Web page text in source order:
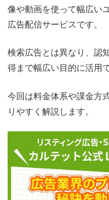
像や動画を使って幅広い
広告配信サービスです。
検索広告とは異なり、認
得まで幅広い目的に活用
今回は料金体系や課金方
りやすく解説します。